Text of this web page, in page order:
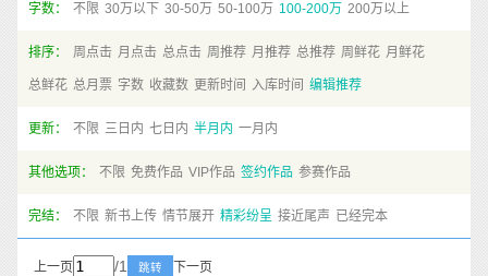
字数： 不限 30万以下 30-50万 50-100万 100-200万 200万以上
排序： 周点击 月点击 总点击 周推荐 月推荐 总推荐 周鲜花 月鲜花
总鲜花 总月票 字数 收藏数 更新时间 入库时间 编辑推荐
更新： 不限 三日内 七日内 半月内 一月内
其他选项： 不限 免费作品 VIP作品 签约作品 参赛作品
完结： 不限 新书上传 情节展开 精彩纷呈 接近尾声 已经完本
上一页 /1 跳转 下一页